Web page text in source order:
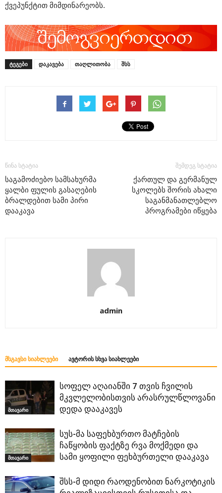
ქვეპუნქტით მიმდინარეობს.
ᲢᲔᲒᲔᲑᲘ დაკავება თაღლითობა შსს
წინა სტატია
საგამოძიებო სამსახურმა
ყალბი ფულის გასაღების
ბრალდებით სამი პირი
დააკავა
შემდეგ სტატია
ქართულ და გერმანულ
სკოლებს შორის ახალი
საგანმანათლებლო
პროგრამები იწყება
admin
ᲛᲡᲒᲐᲕᲡᲘ ᲡᲘᲐᲮᲚᲔᲔᲑᲘ ᲐᲕᲢᲝᲠᲘᲡ ᲡᲮᲕᲐ ᲡᲘᲐᲮᲚᲔᲔᲑᲘ
მთავარი
სოფელ აღაიანში 7 თვის ჩვილის
მკვლელობისთვის არასრულწლოვანი
დედა დააკავეს
მთავარი
სუს-მა საფეხბურთო მატჩების
ჩაწყობის ფაქტზე რვა მოქმედი და
სამი ყოფილი ფეხბურთელი დააკავა
შსს-მ დიდი რაოდენობით ნარკოტიკის